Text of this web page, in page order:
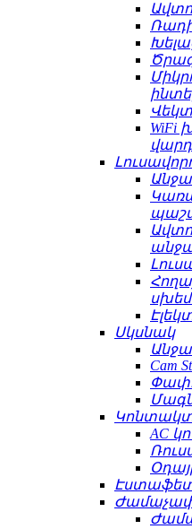
WiFi
Սկսնակ
Cam
AC